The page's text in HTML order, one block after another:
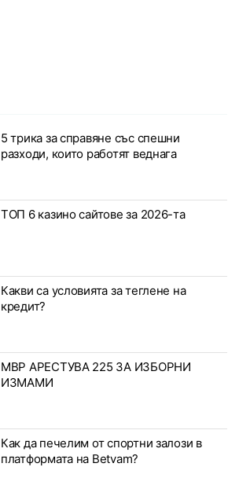
5 трика за справяне със спешни
разходи, които работят веднага
ТОП 6 казино сайтове за 2026-та
Какви са условията за теглене на
кредит?
МВР АРЕСТУВА 225 ЗА ИЗБОРНИ
ИЗМАМИ
Как да печелим от спортни залози в
платформата на Betvam?